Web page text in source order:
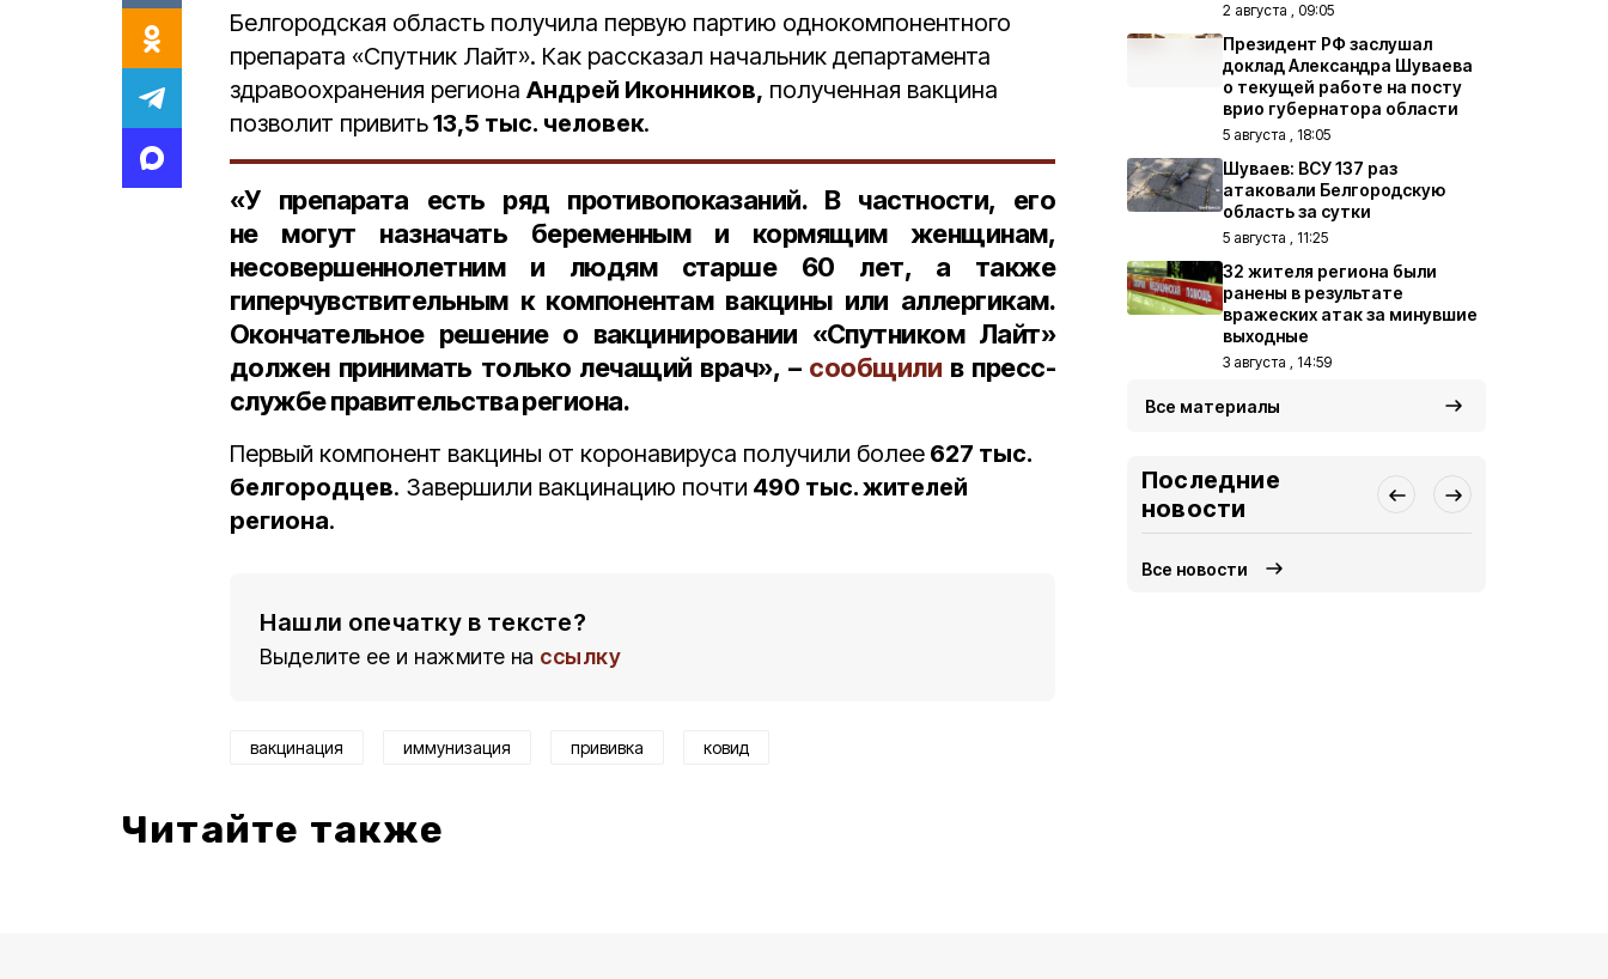
Белгородская область получила первую партию однокомпонентного
препарата «Спутник Лайт». Как рассказал начальник департамента
здравоохранения региона Андрей Иконников, полученная вакцина
позволит привить13,5 тыс. человек.
«У препарата есть ряд противопоказаний. В частности, его
не могут назначать беременным и кормящим женщинам,
несовершеннолетним и людям старше 60 лет, а также
гиперчувствительным к компонентам вакцины или аллергикам.
Окончательное решение о вакцинировании «Спутником Лайт»
должен принимать только лечащий врач», – сообщилив пресс-
службе правительства региона.
Первый компонент вакцины от коронавируса получили более 627 тыс.
белгородцев. Завершили вакцинацию почти 490 тыс. жителей
региона.
Нашли опечатку в тексте?
Выделите ее и нажмите на ссылку
вакцинация иммунизация прививка ковид
Читайте также
2 августа , 09:05
Президент РФ заслушал
доклад Александра Шуваева
о текущей работе на посту
врио губернатора области
5 августа , 18:05
Шуваев: ВСУ 137 раз
атаковали Белгородскую
область за сутки
5 августа , 11:25
32 жителя региона были
ранены в результате
вражеских атак за минувшие
выходные
3 августа , 14:59
Все материалы
Последние
новости
Все новости